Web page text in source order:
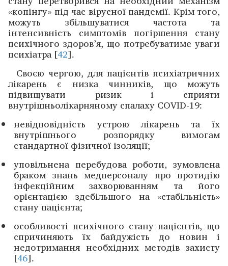
«копінгу» під час вірусної пандемії. Крім того,
можуть збільшуватися частота та
інтенсивність симптомів погіршення стану
психічного здоров’я, що потребуватиме уваги
психіатра [42].
Своєю чергою, для пацієнтів психіатричних
лікарень є низка чинників, що можуть
підвищувати ризик і сприя­ти
внутрішньолікарняному спалаху COVID-19:
невідповідність устрою лікарень та їх
внутрішнього розпорядку вимогам
стандартної фізичної ізоляції;
уповільнена перебудова роботи, зумовлена
браком знань медперсоналу про протидію
інфекційним ­захворюванням та його
орієнтацією здебільшого на «ста­більність»
стану ­пацієнта;
особливості психічного стану пацієнтів, що
спричиняють їх байдужість до новин і
недотримання необхідних методів захисту
[46].